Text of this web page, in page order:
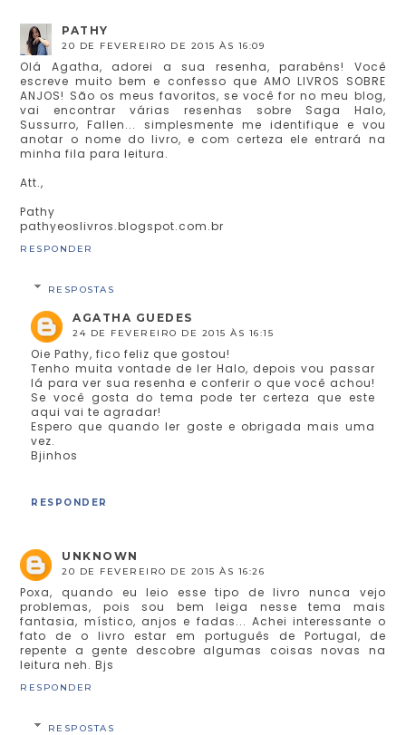
PATHY
20 DE FEVEREIRO DE 2015 ÀS 16:09
Olá Agatha, adorei a sua resenha, parabéns! Você
escreve muito bem e confesso que AMO LIVROS SOBRE
ANJOS! São os meus favoritos, se você for no meu blog,
vai encontrar várias resenhas sobre Saga Halo,
Sussurro, Fallen... simplesmente me identifique e vou
anotar o nome do livro, e com certeza ele entrará na
minha fila para leitura.
Att.,
Pathy
pathyeoslivros.blogspot.com.br
RESPONDER
RESPOSTAS
AGATHA GUEDES
24 DE FEVEREIRO DE 2015 ÀS 16:15
Oie Pathy, fico feliz que gostou!
Tenho muita vontade de ler Halo, depois vou passar
lá para ver sua resenha e conferir o que você achou!
Se você gosta do tema pode ter certeza que este
aqui vai te agradar!
Espero que quando ler goste e obrigada mais uma
vez.
Bjinhos
RESPONDER
UNKNOWN
20 DE FEVEREIRO DE 2015 ÀS 16:26
Poxa, quando eu leio esse tipo de livro nunca vejo
problemas, pois sou bem leiga nesse tema mais
fantasia, místico, anjos e fadas... Achei interessante o
fato de o livro estar em português de Portugal, de
repente a gente descobre algumas coisas novas na
leitura neh. Bjs
RESPONDER
RESPOSTAS